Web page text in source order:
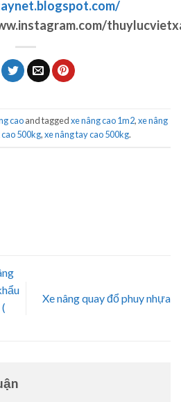
caoand taggedxe nâng cao 1m2,xe nâng
500kg,xe nâng tay cao 500kg.
Xe nâng quay đổ phuy nhựa